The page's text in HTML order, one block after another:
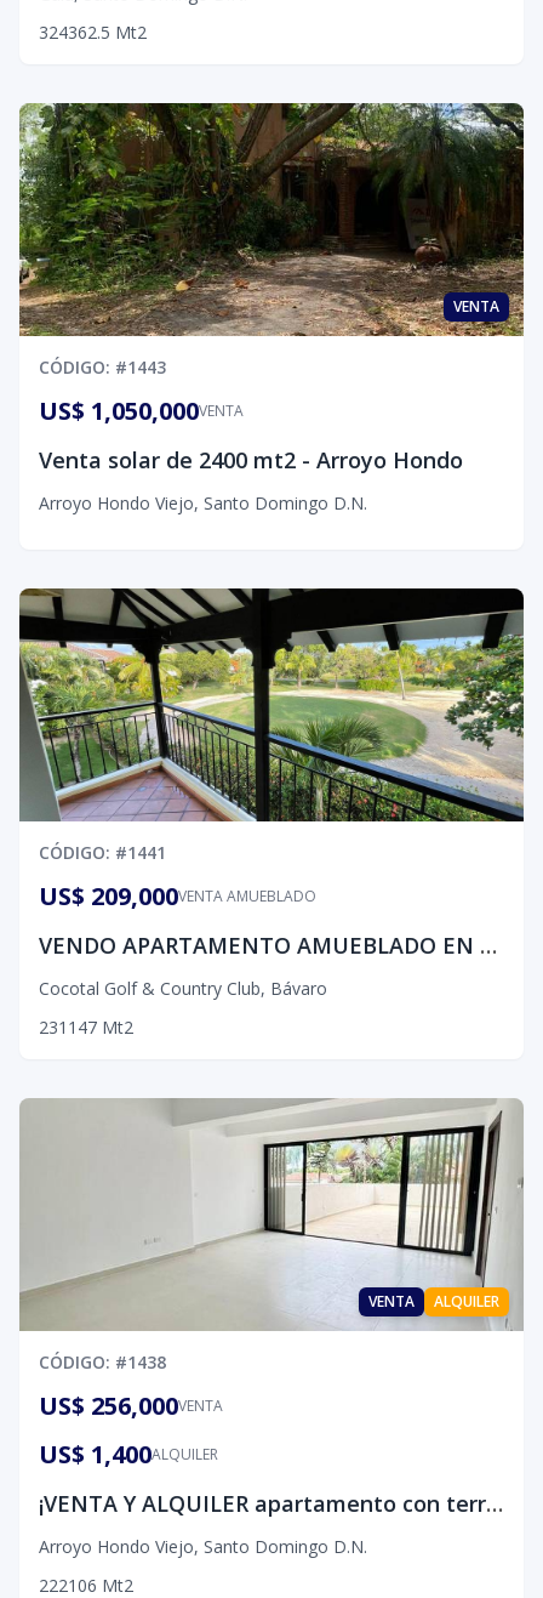
324362.5 Mt2
VENTA
CÓDIGO: #1443
VENTA
US$ 1,050,000
Venta solar de 2400 mt2 - Arroyo Hondo
Arroyo Hondo Viejo, Santo Domingo D.N.
CÓDIGO: #1441
VENTA AMUEBLADO
US$ 209,000
VENDO APARTAMENTO AMUEBLADO EN COCOTAL
Cocotal Golf & Country Club, Bávaro
231 147 Mt2
VENTA ALQUILER
CÓDIGO: #1438
VENTA
US$ 256,000
ALQUILER
US$ 1,400
¡VENTA Y ALQUILER apartamento con terraza en Arroyo Hondo Viejo!
Arroyo Hondo Viejo, Santo Domingo D.N.
222106 Mt2